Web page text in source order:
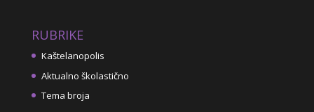
RUBRIKE
Kaštelanopolis
Aktualno školastično
Tema broja